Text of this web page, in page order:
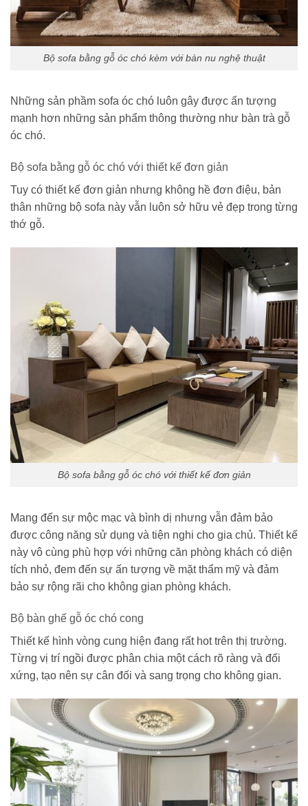
Bộ sofa bằng gỗ óc chó kèm với bàn nu nghệ thuật
Những sản phầm sofa óc chó luôn gây được ấn tượng
mạnh hơn những sản phẩm thông thường như bàn trà gỗ
óc chó.
Bộ sofa bằng gỗ óc chó với thiết kế đơn giản
Tuy có thiết kế đơn giản nhưng không hề đơn điệu, bản
thân những bộ sofa này vẫn luôn sở hữu vẻ đẹp trong từng
thớ gỗ.
Bộ sofa bằng gỗ óc chó với thiết kế đơn giản
Mang đến sự mộc mạc và bình dị nhưng vẫn đảm bảo
được công năng sử dụng và tiện nghi cho gia chủ. Thiết kế
này vô cùng phù hợp với những căn phòng khách có diện
tích nhỏ, đem đến sự ấn tượng về mặt thẩm mỹ và đảm
bảo sự rộng rãi cho không gian phòng khách.
Bộ bàn ghế gỗ óc chó cong
Thiết kế hình vòng cung hiện đang rất hot trên thị trường.
Từng vị trí ngồi được phân chia một cách rõ ràng và đối
xứng, tạo nên sự cân đối và sang trọng cho không gian.